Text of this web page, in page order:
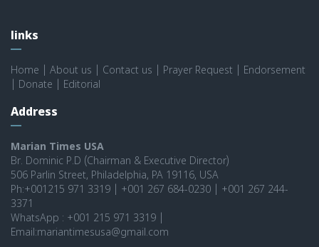
links
Home About us Contact us Prayer Request
Endorsement
Donate Editorial
Address
Marian Times USA
Br. Dominic P.D (Chairman & Executive Director)
506 Parlin Street, Philadelphia, PA 19116, USA
Ph:+001215 971 3319 | +001 267 684-0230 | +001 267 244-
3371
WhatsApp : +001 215 971 3319 |
Email:mariantimesusa@gmail.com